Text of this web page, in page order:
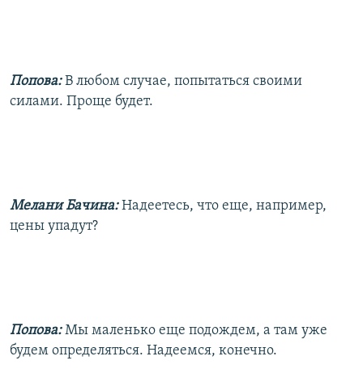
Попова:В любом случае, попытаться своими
силами. Проще будет.
Мелани Бачина:Надеетесь, что еще, например,
цены упадут?
Попова:Мы маленько еще подождем, а там уже
будем определяться. Надеемся, конечно.